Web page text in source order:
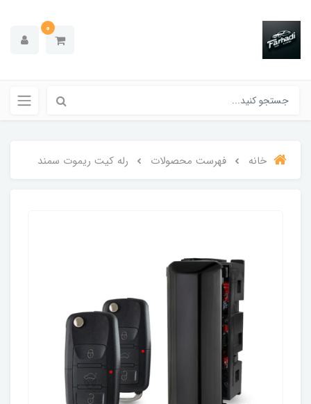
0
خانه فهرست محصولات رله کیت ریموت سمند